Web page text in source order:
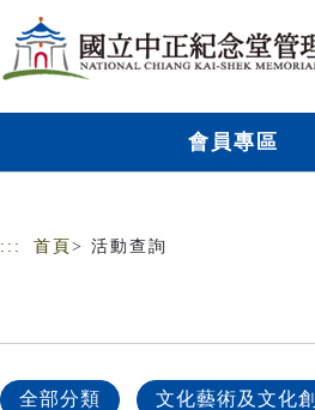
會員專區
::: 首頁 > 活動查詢
全部分類 文化藝術及文化